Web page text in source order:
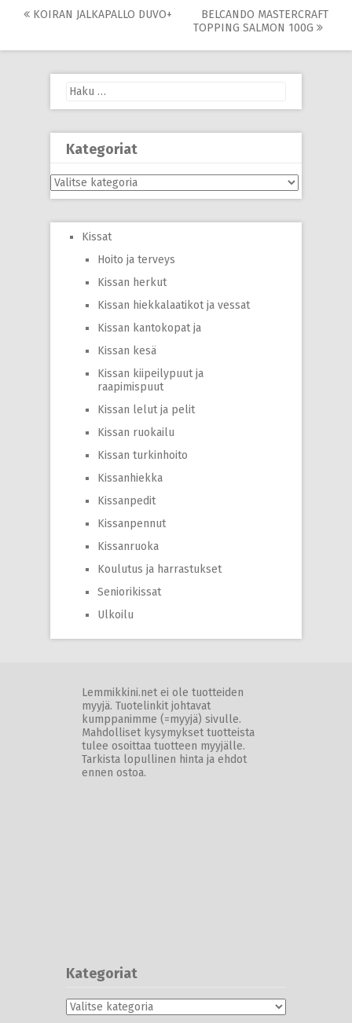
Post
KOIRAN JALKAPALLO DUVO+
BELCANDO MASTERCRAFT
TOPPING SALMON 100G
Haku:
Kategoriat
Kategoriat
Kissat
Hoito ja terveys
Kissan herkut
Kissan hiekkalaatikot ja vessat
Kissan kantokopat ja
Kissan kesä
Kissan kiipeilypuut ja
raapimispuut
Kissan lelut ja pelit
Kissan ruokailu
Kissan turkinhoito
Kissanhiekka
Kissanpedit
Kissanpennut
Kissanruoka
Koulutus ja harrastukset
Seniorikissat
Ulkoilu
Lemmikkini.net ei ole tuotteiden
myyjä. Tuotelinkit johtavat
kumppanimme (=myyjä) sivulle.
Mahdolliset kysymykset tuotteista
tulee osoittaa tuotteen myyjälle.
Tarkista lopullinen hinta ja ehdot
ennen ostoa.
Kategoriat
Kategoriat